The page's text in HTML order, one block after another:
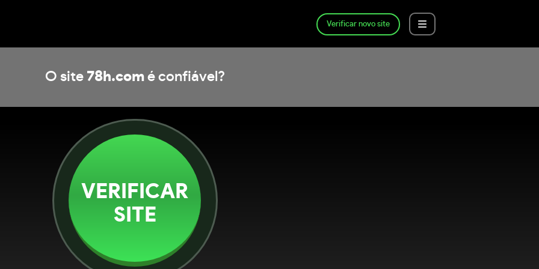
Verificar novo site
O site 78h.comé confiável?
VERIFICAR
SITE